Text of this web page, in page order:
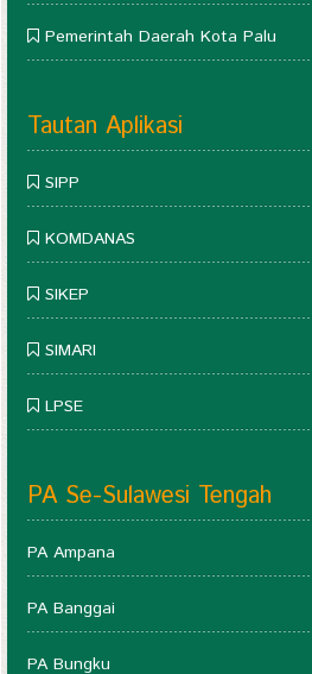
Pemerintah Daerah Kota Palu
Tautan Aplikasi
SIPP
KOMDANAS
SIKEP
SIMARI
LPSE
PA Se-Sulawesi Tengah
PA Ampana
PA Banggai
PA Bungku